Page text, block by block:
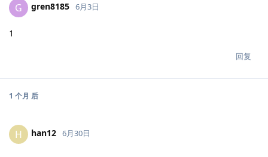
G gren8185 6月3日
1
回复
1 个月 后
H han12 6月30日